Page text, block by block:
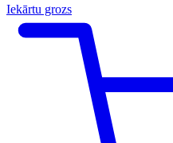
Iekārtu grozs